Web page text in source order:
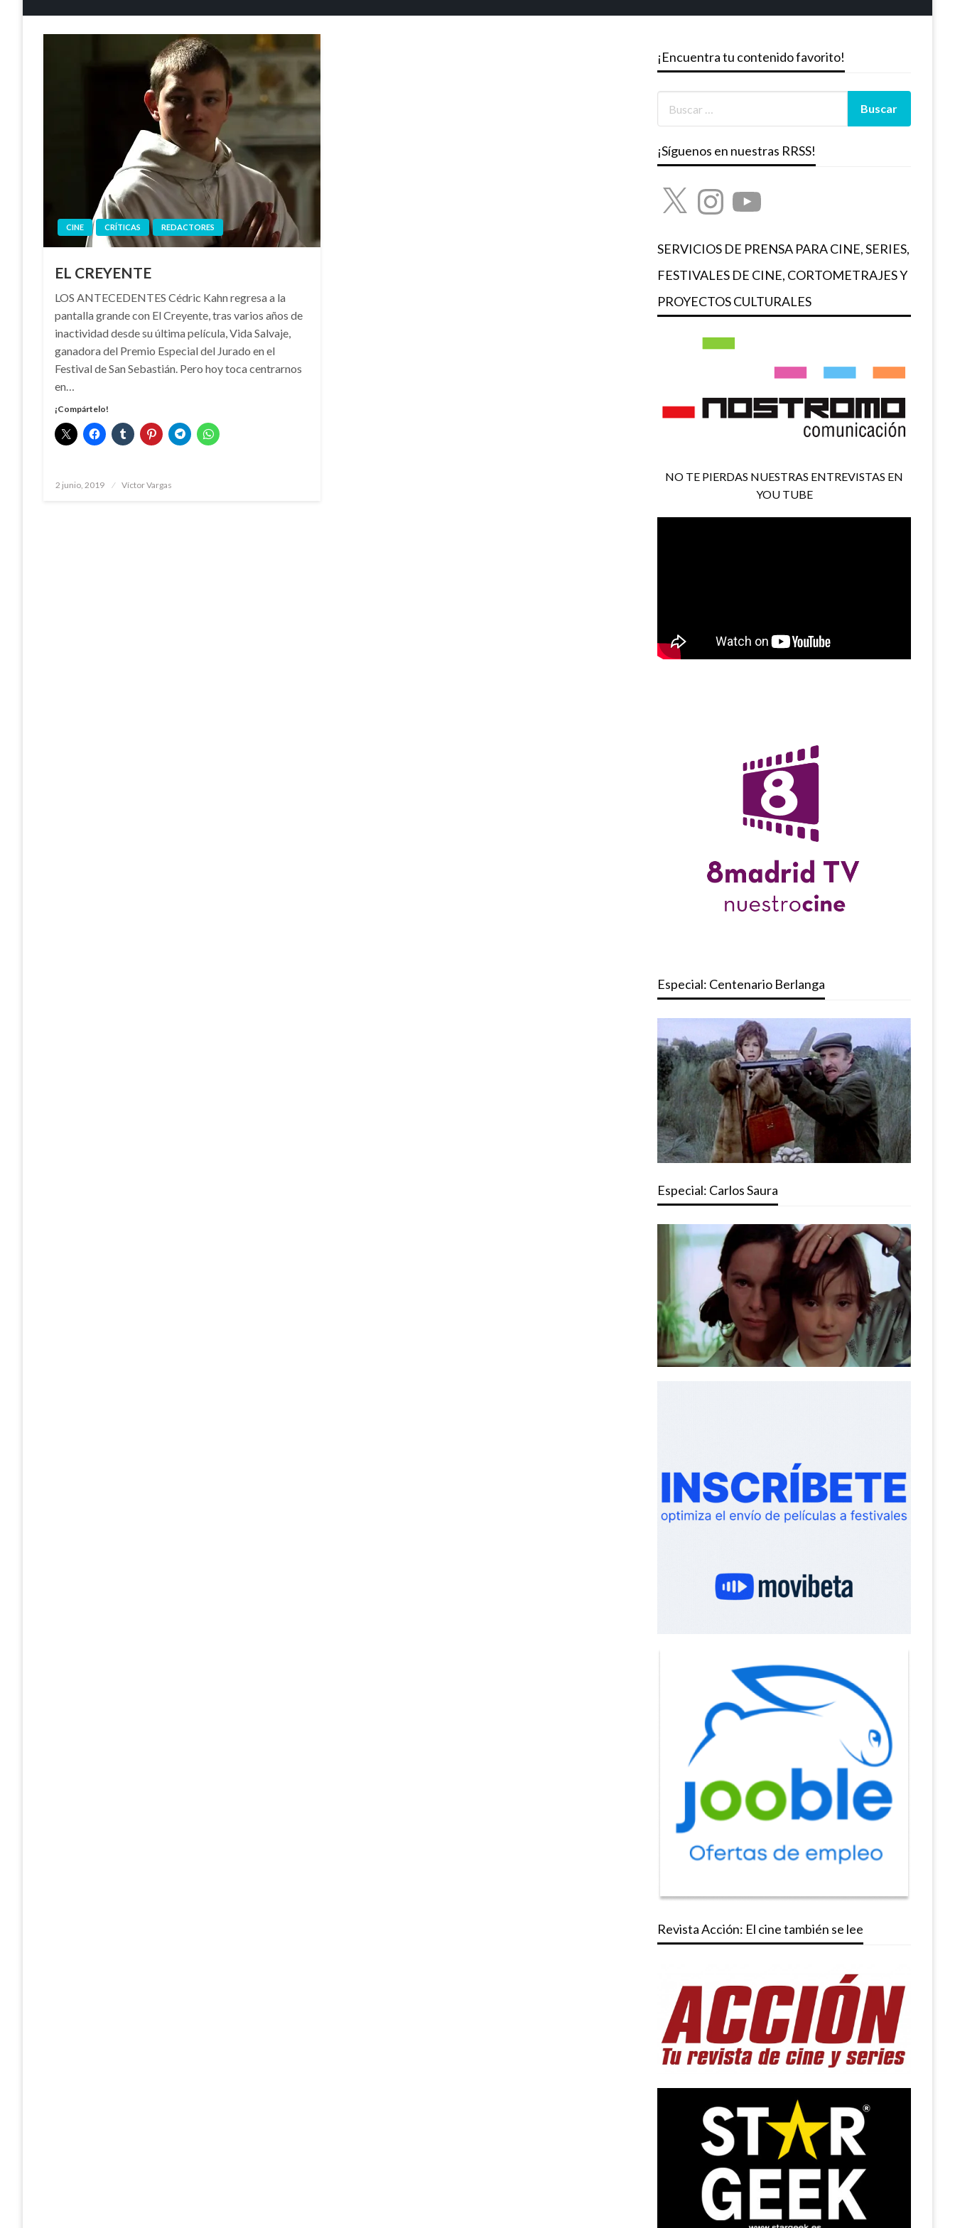
CINE CRÍTICAS REDACTORES
EL CREYENTE
LOS ANTECEDENTES Cédric Kahn regresa a la
pantalla grande con El Creyente, tras varios años de
inactividad desde su última película, Vida Salvaje,
ganadora del Premio Especial del Jurado en el
Festival de San Sebastián. Pero hoy toca centrarnos
en…
¡Compártelo!
Publicado
2 junio, 2019 Víctor Vargas
¡Encuentra tu contenido favorito!
¡Síguenos en nuestras RRSS!
X InstagramYouTube
SERVICIOS DE PRENSA PARA CINE, SERIES,
FESTIVALES DE CINE, CORTOMETRAJES Y
PROYECTOS CULTURALES
NO TE PIERDAS NUESTRAS ENTREVISTAS EN
YOU TUBE
Especial: Centenario Berlanga
Especial: Carlos Saura
Revista Acción: El cine también se lee